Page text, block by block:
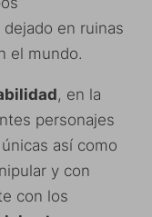
en ruinas
el mundo.
, en la
personajes
únicas así como
y con
con los